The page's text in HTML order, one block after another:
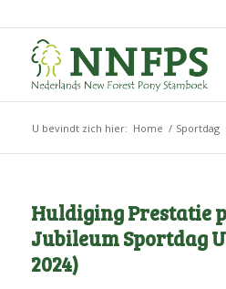
U bevindt zich hier: Home / Sportdag
Huldiging Prestatie
Jubileum Sportdag
2024)